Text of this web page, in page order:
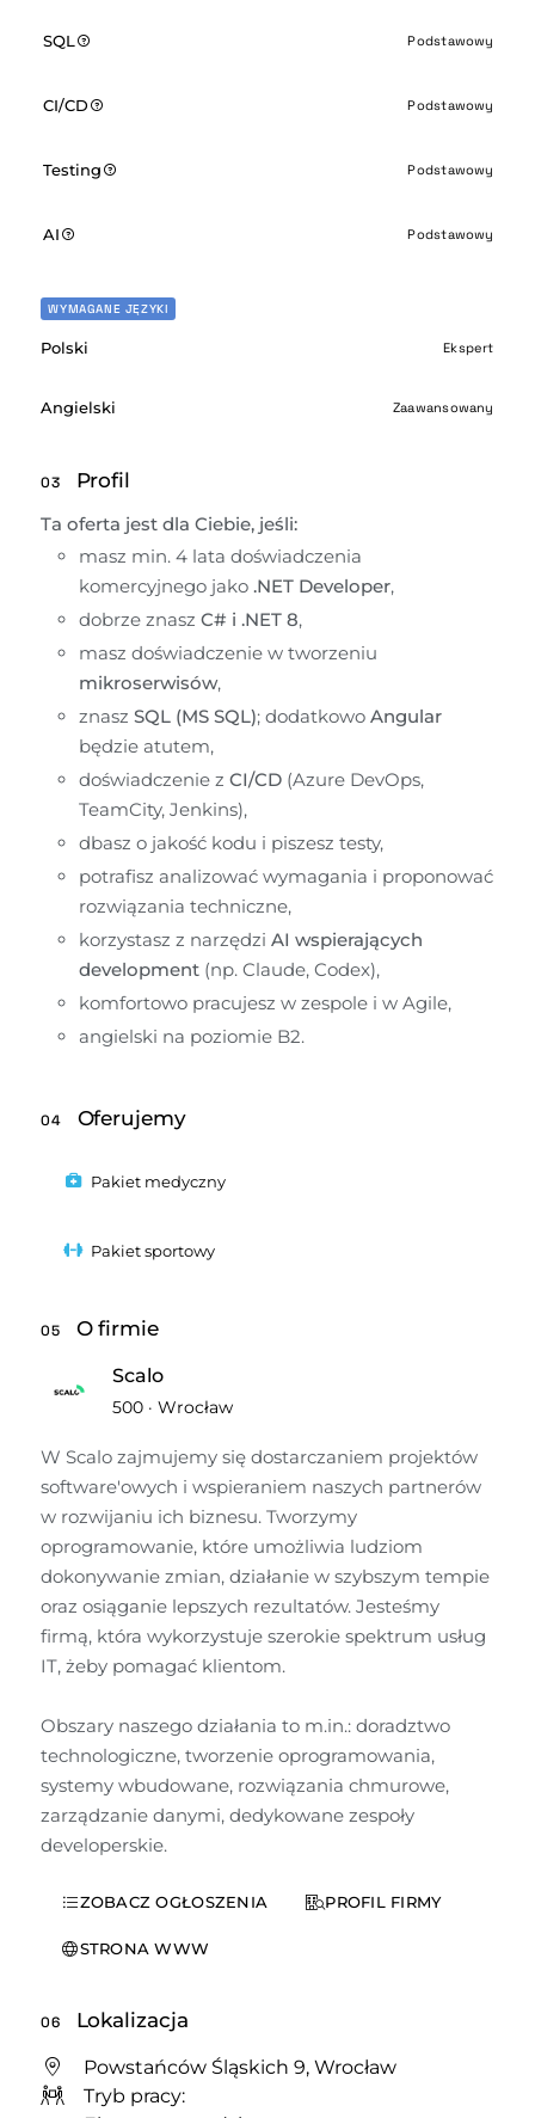
SQL Podstawowy
CI/CD Podstawowy
Testing Podstawowy
AI Podstawowy
WYMAGANE JĘZYKI
Polski Ekspert
Angielski Zaawansowany
03 Profil
Ta oferta jest dla Ciebie, jeśli:
masz min. 4 lata doświadczenia
komercyjnego jako .NET Developer,
dobrze znasz C# i .NET 8,
mikroserwisów,
znasz SQL (MS SQL); dodatkowo Angular
będzie atutem,
doświadczenie z CI/CD (Azure DevOps,
TeamCity, Jenkins),
dbasz o jakość kodu i piszesz testy,
potrafisz analizować wymagania i proponować
rozwiązania techniczne,
korzystasz z narzędzi AI wspierających
development (np. Claude, Codex),
komfortowo pracujesz w zespole i w Agile,
angielski na poziomie B2.
04 Oferujemy
Pakiet medyczny
Pakiet sportowy
05 O firmie
Scalo
500 ·Wrocław
W Scalo zajmujemy się dostarczaniem projektów
software'owych i wspieraniem naszych partnerów
w rozwijaniu ich biznesu. Tworzymy
oprogramowanie, które umożliwia ludziom
dokonywanie zmian, działanie w szybszym tempie
oraz osiąganie lepszych rezultatów. Jesteśmy
firmą, która wykorzystuje szerokie spektrum usług
IT, żeby pomagać klientom.
Obszary naszego działania to m.in.: doradztwo
technologiczne, tworzenie oprogramowania,
systemy wbudowane, rozwiązania chmurowe,
zarządzanie danymi, dedykowane zespoły
developerskie.
ZOBACZ OGŁOSZENIA PROFIL FIRMY
STRONA WWW
06 Lokalizacja
Powstańców Śląskich 9, Wrocław
Tryb pracy: